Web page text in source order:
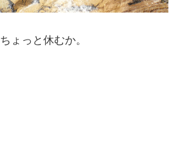
ちょっと休むか。